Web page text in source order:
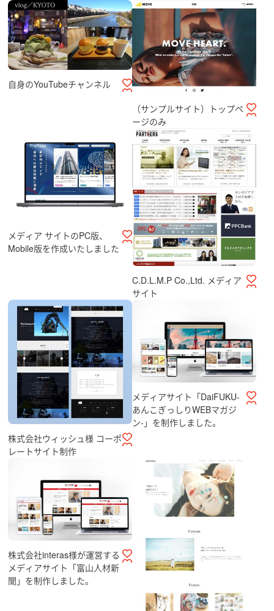
自身のYouTubeチャンネル
（サンプルサイト）トップペ
ージのみ
メディア サイトのPC版、
Mobile版を作成いたしました
C.D.L.M.P Co.,Ltd. メディア
サイト
株式会社ウィッシュ様 コーポ
レートサイト制作
メディアサイト「DaiFUKU-
あんこぎっしりWEBマガジ
ン-」を制作しました。
株式会社interas様が運営する
メディアサイト「富山人材新
聞」を制作しました。